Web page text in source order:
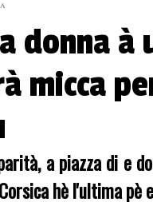
donna à
micca
a piazza di e
hè l'ultima pè